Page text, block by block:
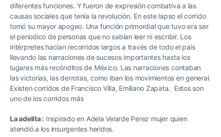
diferentes funciones. Y fueron de expresión combativa a las
causas sociales que tenía la revolución. En este lapso el corrido
tomó su mayor apogeo. Una función primordial que tuvo era ser
el periodico de personas que no sabían leer ni escribir. Los
intérpretes hacían recorridos largos a través de todo el país
llevando las narraciones de sucesos importantes hasta los
lugares más recónditos de México. Las narraciones contaban
las victorias, las derrotas, como iban los movimientos en general.
Existen corridos de Francisco Villa, Emiliano Zapata. Estos son
uno de los corridos más
La adelita : Inspirado en Adela Velarde Perez mujer quien
atendió a los insurgentes heridos.